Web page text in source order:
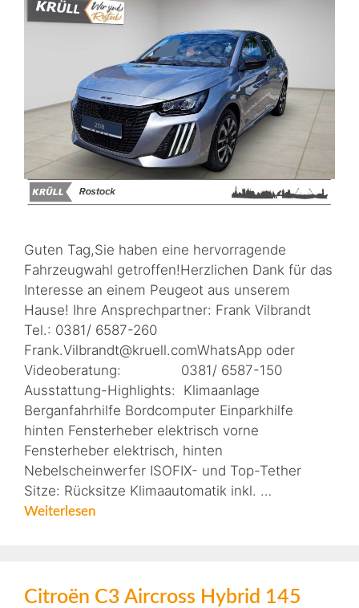
Guten Tag,Sie haben eine hervorragende
Fahrzeugwahl getroffen!Herzlichen Dank für das
Interesse an einem Peugeot aus unserem
Hause! Ihre Ansprechpartner: Frank Vilbrandt
Tel.: 0381/ 6587-260
Frank.Vilbrandt@kruell.comWhatsApp oder
Videoberatung: 0381/ 6587-150
Ausstattung-Highlights: Klimaanlage
Berganfahrhilfe Bordcomputer Einparkhilfe
hinten Fensterheber elektrisch vorne
Fensterheber elektrisch, hinten
Nebelscheinwerfer ISOFIX- und Top-Tether
Sitze: Rücksitze Klimaautomatik inkl. …
Weiterlesen
Citroën C3 Aircross Hybrid 145